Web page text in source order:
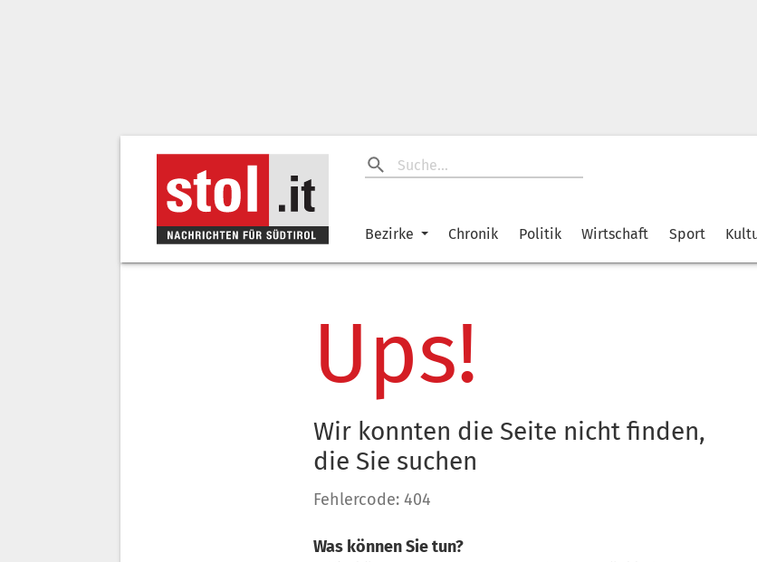
Bezirke Chronik Politik Wirtschaft Sport
Ups!
Wir konnten die Seite nicht finden,
die Sie suchen
Fehlercode: 404
Was können Sie tun?